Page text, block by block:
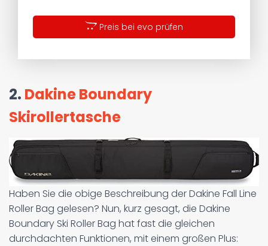
Preis bei evo prüfen
2. Dakine Boundary
Skirollertasche
Haben Sie die obige Beschreibung der Dakine Fall Line
Roller Bag gelesen? Nun, kurz gesagt, die Dakine
Boundary Ski Roller Bag hat fast die gleichen
durchdachten Funktionen, mit einem großen Plus: